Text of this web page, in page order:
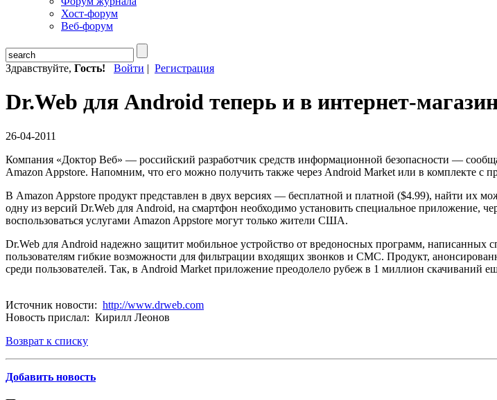
Хост-форум
Веб-форум
Здравствуйте, Гость! Войти | Регистрация
Dr.Web для Android теперь и в интернет-
26-04-2011
Компания «Доктор Веб» — российский разработчик средств информационной безопасности —
Amazon Appstore. Напомним, что его можно получить также через Android Market или в комплекте с
В Amazon Appstore продукт представлен в двух версиях — бесплатной и платной ($4.99), найти их
одну из версий Dr.Web для Android, на смартфон необходимо установить специальное приложение,
воспользоваться услугами Amazon Appstore могут только жители США.
Dr.Web для Android надежно защитит мобильное устройство от вредоносных программ, написанных
пользователям гибкие возможности для фильтрации входящих звонков и СМС. Продукт,
среди пользователей. Так, в Android Market приложение преодолело рубеж в 1 миллион скачиваний
Источник новости: http://www.drweb.com
Новость прислал: Кирилл Леонов
Возврат к списку
Добавить новость